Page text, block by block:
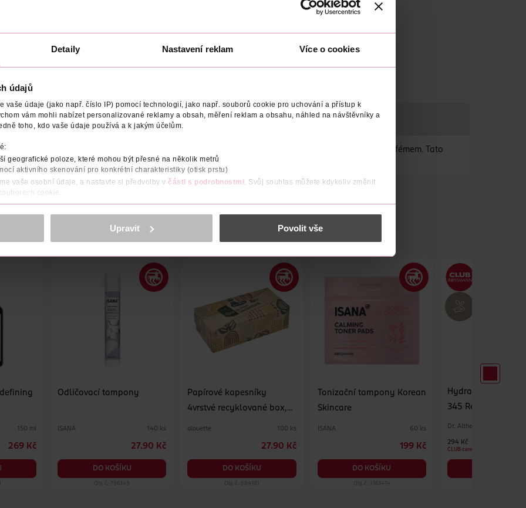
Detaily Nastavení reklam Více o cookies
údajů
vaše údaje (jako např. číslo IP) pomocí technologií, jako např. souborů cookie pro uchování a přístup k
vám mohli nabízet personalizované reklamy a obsah, měření reklam a obsahu, náhled na návštěvníky a
toho, kdo vaše údaje používá a k jakým účelům.
geografické poloze, které mohou být přesné na několik metrů
aktivního skenování pro konkrétní charakteristiky (otisk prstu)
vaše osobní údaje, a nastavte si předvolby v části s podrobnostmi. Svůj souhlas můžete kdykoliv změnit
cookie.
a reklam, funkcí sociálních médií, analýze návštěvnosti, které mohou nést osobní údaje.
osobních údajů.
<
Upravit Povolit vše
V VÝROBCE/DODAVATEL
ambry a dřevitých tónů naší řady ISANA COSMIC AURA – inspirované vaším oblíbeným parfémem. Tato
150 ml
269 Kč
Odličovací tampony
ISANA 140 ks
27.90 Kč
DO KOŠÍKU
Obj. č.: 796149
Papírové kapesníky
4vrstvé recyklované box,
alouette 100 ks
27.90 Kč
DO KOŠÍKU
Obj. č.: 884181
Tonizační tampony Korean
Skincare
ISANA 60 ks
199 Kč
DO KOŠÍKU
Obj. č.: 1361414
Hydratační
345 Relief Cream
Dr. Althea
294 Kč
CLUB cena